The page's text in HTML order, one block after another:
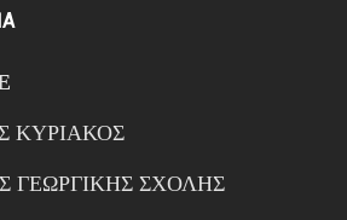
ΚΥΡΙΑΚΟΣ
ΓΕΩΡΓΙΚΗΣ ΣΧΟΛΗΣ